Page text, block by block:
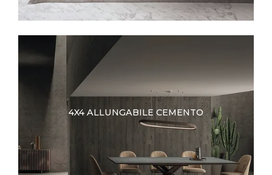
4X4 ALLUNGABILE CEMENTO